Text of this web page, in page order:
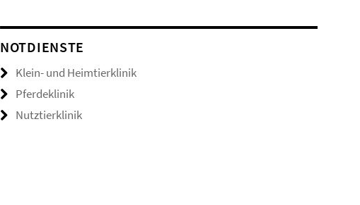
NOTDIENSTE
Klein- und Heimtierklinik
Pferdeklinik
Nutztierklinik